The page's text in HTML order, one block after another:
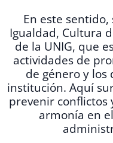
En este
Igualdad, Cultura
de la UNIG, que
actividades de
de género y los
institución. Aquí
prevenir
armonía en